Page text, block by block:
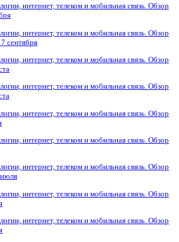
интернет, телеком и мобильная связь. Обзор
интернет, телеком и мобильная связь. Обзор
сентября
интернет, телеком и мобильная связь. Обзор
интернет, телеком и мобильная связь. Обзор
интернет, телеком и мобильная связь. Обзор
интернет, телеком и мобильная связь. Обзор
интернет, телеком и мобильная связь. Обзор
интернет, телеком и мобильная связь. Обзор
интернет, телеком и мобильная связь. Обзор